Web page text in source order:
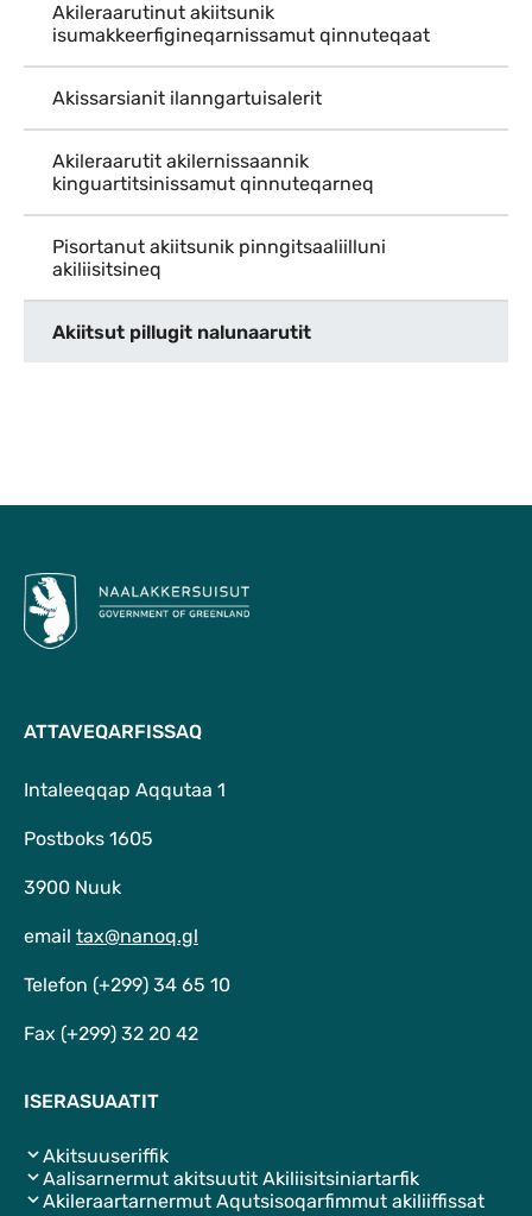
Akileraarutinut akiitsunik
isumakkeerfigineqarnissamut qinnuteqaat
Akissarsianit ilanngartuisalerit
Akileraarutit akilernissaannik
kinguartitsinissamut qinnuteqarneq
Pisortanut akiitsunik pinngitsaaliilluni
akiliisitsineq
Akiitsut pillugit nalunaarutit
ATTAVEQARFISSAQ
Intaleeqqap Aqqutaa 1
Postboks 1605
3900 Nuuk
email tax@nanoq.gl
Telefon (+299) 34 65 10
Fax (+299) 32 20 42
ISERASUAATIT
Akitsuuseriffik
Aalisarnermut akitsuutit Akiliisitsiniartarfik
Akileraartarnermut Aqutsisoqarfimmut akiliiffissat